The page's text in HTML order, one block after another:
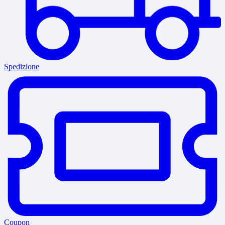
Spedizione
Coupon